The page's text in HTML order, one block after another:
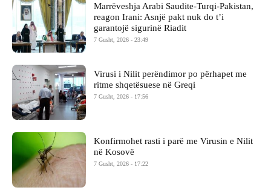
Marrëveshja Arabi Saudite-Turqi-Pakistan,
reagon Irani: Asnjë pakt nuk do t’i
garantojë sigurinë Riadit
7 Gusht, 2026 - 23:49
Virusi i Nilit perëndimor po përhapet me
ritme shqetësuese në Greqi
7 Gusht, 2026 - 17:56
Konfirmohet rasti i parë me Virusin e Nilit
në Kosovë
7 Gusht, 2026 - 17:22